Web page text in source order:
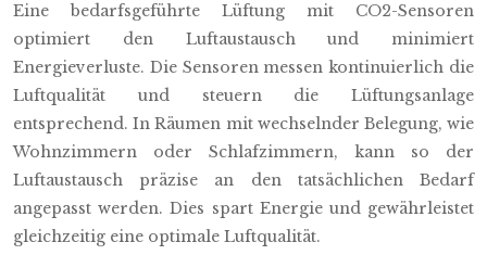
Eine bedarfsgeführte Lüftung mit CO2-Sensoren
optimiert den Luftaustausch und minimiert
Energieverluste. Die Sensoren messen kontinuierlich die
Luftqualität und steuern die Lüftungsanlage
entsprechend. In Räumen mit wechselnder Belegung, wie
Wohnzimmern oder Schlafzimmern, kann so der
Luftaustausch präzise an den tatsächlichen Bedarf
angepasst werden. Dies spart Energie und gewährleistet
gleichzeitig eine optimale Luftqualität.